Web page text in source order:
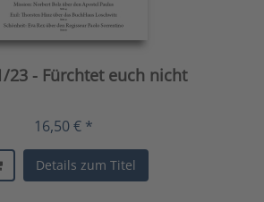
23 - Fürchtet euch nicht
16,50 € *
Details zum Titel